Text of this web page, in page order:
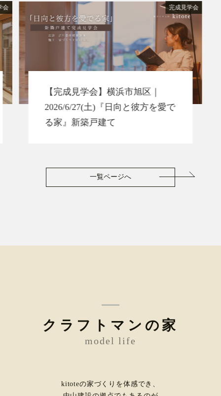
会 完成見学会
【完成見学会】横浜市旭区｜
2026/6/27(土)『日向と彼方を愛で
る家』新築戸建て
一覧ページへ
クラフトマンの家
model life
kitoteの家づくりを体感でき、